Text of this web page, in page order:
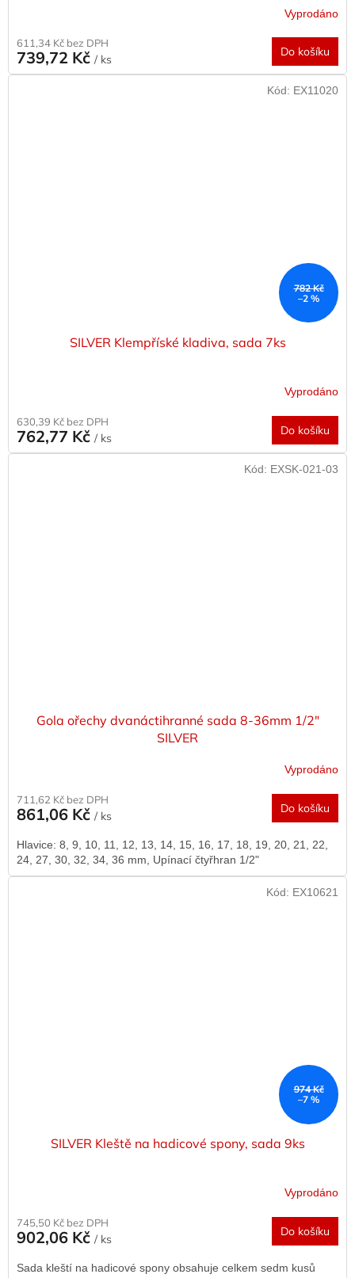
Vyprodáno
611,34 Kč bez DPH
739,72 Kč / ks
Do košíku
782 Kč
–2 %
SILVER Klempříské kladiva, sada 7ks
Vyprodáno
630,39 Kč bez DPH
762,77 Kč / ks
Do košíku
Kód: EX11020
Gola ořechy dvanáctihranné sada 8-36mm 1/2"
SILVER
Vyprodáno
711,62 Kč bez DPH
861,06 Kč / ks
Do košíku
Hlavice: 8, 9, 10, 11, 12, 13, 14, 15, 16, 17, 18, 19, 20, 21, 22,
24, 27, 30, 32, 34, 36 mm, Upínací čtyřhran 1/2"
Kód: EXSK-021-03
974 Kč
–7 %
SILVER Kleště na hadicové spony, sada 9ks
Vyprodáno
745,50 Kč bez DPH
902,06 Kč / ks
Do košíku
Sada kleští na hadicové spony obsahuje celkem sedm kusů
Kód: EX10621